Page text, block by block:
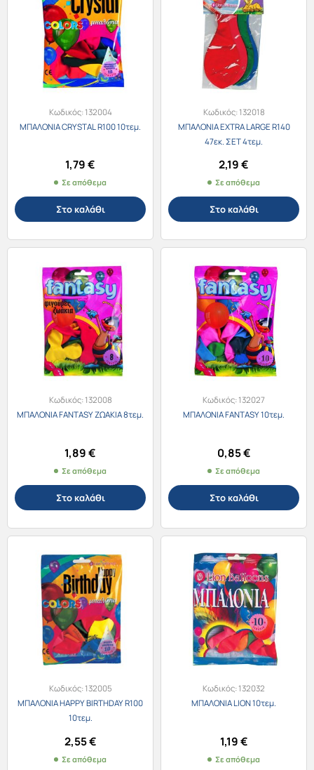
Κωδικός:132004
ΜΠΑΛΟΝΙΑ CRYSTAL R100 10τεμ.
1,79€
Σε απόθεμα
Στο καλάθι
Κωδικός:132018
ΜΠΑΛΟΝΙΑ EXTRA LARGE R140
47εκ. ΣΕΤ 4τεμ.
2,19€
Σε απόθεμα
Στο καλάθι
Κωδικός:132008
ΜΠΑΛΟΝΙΑ FANTASY ΖΩΑΚΙΑ 8τεμ.
1,89€
Σε απόθεμα
Στο καλάθι
Κωδικός:132027
ΜΠΑΛΟΝΙΑ FANTASΥ 10τεμ.
0,85€
Σε απόθεμα
Στο καλάθι
Κωδικός:132005
ΜΠΑΛΟΝΙΑ HAPPY BIRTHDAY R100
10τεμ.
2,55€
Σε απόθεμα
Κωδικός:132032
ΜΠΑΛΟΝΙΑ LION 10τεμ.
1,19€
Σε απόθεμα